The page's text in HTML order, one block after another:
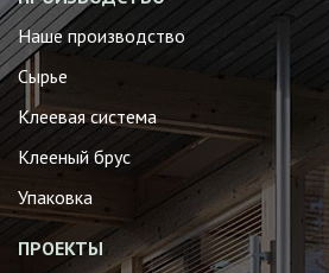
Наше производство
Сырье
Клеевая система
Клееный брус
Упаковка
ПРОЕКТЫ